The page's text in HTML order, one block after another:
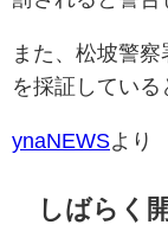
また、松坡警
を採証している
ynaNEWS より
しばらく